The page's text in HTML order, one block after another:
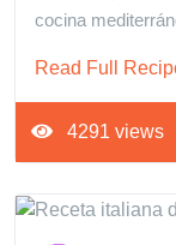
cocina
Read Full
4291 views